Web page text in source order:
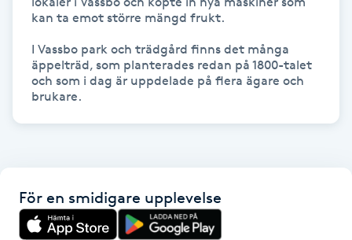
LPG
LPG-behandling
Lymfmassage
kan ta emot större mängd frukt.
I Vassbo park och trädgård finns det många
äppelträd, som planterades redan på 1800-talet
och som i dag är uppdelade på flera ägare och
brukare.
För en smidigare upplevelse